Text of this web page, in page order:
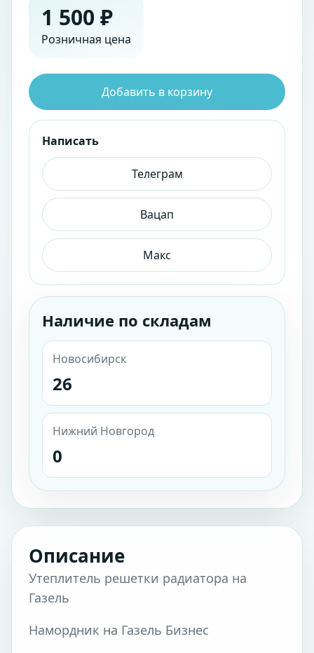
1 500 ₽
Розничная цена
Добавить в корзину
Написать
Телеграм
Вацап
Макс
Наличие по складам
Новосибирск
26
Нижний Новгород
0
Описание
Утеплитель решетки радиатора на
Газель
Намордник на Газель Бизнес